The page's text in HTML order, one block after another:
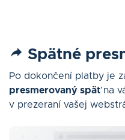
Spätné
Po dokončení platby je
presmerovaný späťna
v prezeraní vašej